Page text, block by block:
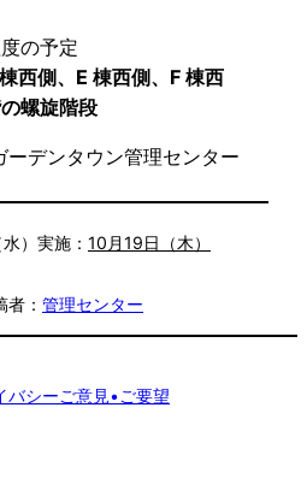
の予定
西側、E 棟西側、F 棟西
螺旋階段
ーデンタウン管理センター
） 実施： 10月19日（木）
者： 管理センター
バシーご意見•ご要望